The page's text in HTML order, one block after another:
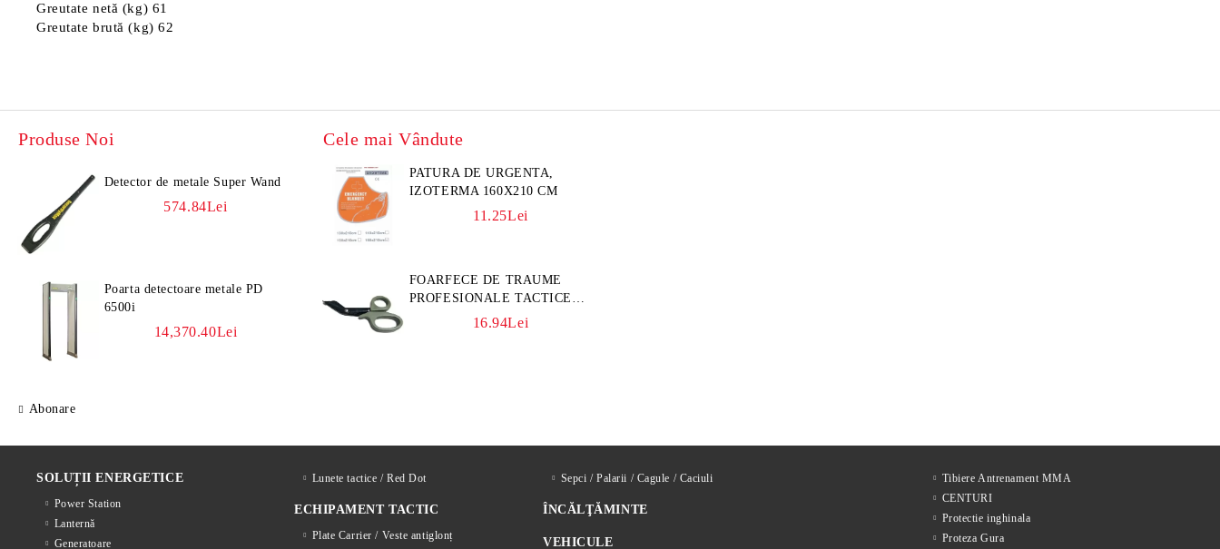
Greutate netă (kg) 61
Greutate brută (kg) 62
Produse Noi
Detector de metale Super Wand
574.84Lei
Poarta detectoare metale PD
6500i
14,370.40Lei
Abonare
Cele mai Vândute
PATURA DE URGENTA,
IZOTERMA 160X210 CM
11.25Lei
FOARFECE DE TRAUME
PROFESIONALE TACTICE
CULOARE KAKI
16.94Lei
SOLUȚII ENERGETICE
Power Station
Lanternă
Generatoare
Lunete tactice / Red Dot
ECHIPAMENT TACTIC
Plate Carrier / Veste antiglonț
Sepci / Palarii / Cagule / Caciuli
ÎNCĂLŢĂMINTE
VEHICULE
Tibiere Antrenament MMA
CENTURI
Protectie inghinala
Proteza Gura